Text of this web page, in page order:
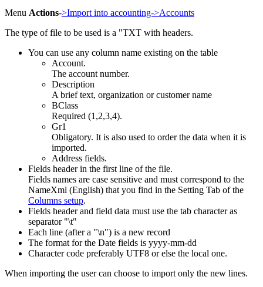
Menu Actions->Import into accounting->Accounts
The type of file to be used is a "TXT with headers.
You can use any column name existing on the table
Account.
The account number.
Description
A brief text, organization or customer name
BClass
Required (1,2,3,4).
Gr1
Obligatory. It is also used to order the data when it is
imported.
Address fields.
Fields header in the first line of the file.
Fields names are case sensitive and must correspond to the
NameXml (English) that you find in the Setting Tab of the
Columns setup.
Fields header and field data must use the tab character as
separator "\t"
Each line (after a "\n") is a new record
The format for the Date fields is yyyy-mm-dd
Character code preferably UTF8 or else the local one.
When importing the user can choose to import only the new lines.